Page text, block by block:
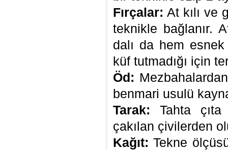
Fırçalar: At kılı ve
teknikle bağlanır.
dalı da hem
küf tutmadığı için
Öd:
benmari usulü
Tarak: Tahta çıta
çakılan çivilerden
Kağıt: Tekne